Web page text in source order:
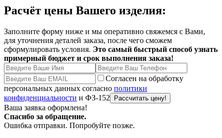
Расчёт цены Вашего изделия:
Заполните форму ниже и мы оперативно свяжемся с Вами,
для уточнения деталей заказа, после чего сможем
сформулировать условия. Это самый быстрый способ узнать
примерный бюджет и срок выполнения заказа!
Согласен на обработку
персональных данных согласно политики
конфиденциальности и ФЗ-152
Ваша заявка оформлена!
Спасибо за обращение.
Ошибка отправки. Попробуйте позже.